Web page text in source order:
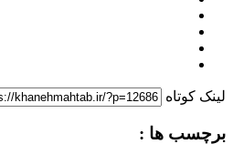
لینک کوتاه
برچسب ها :